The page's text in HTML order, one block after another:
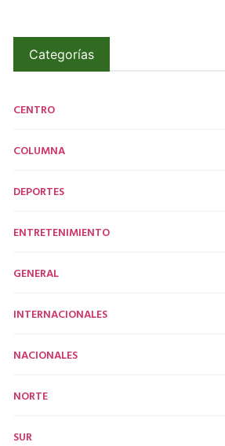
Categorías
CENTRO
COLUMNA
DEPORTES
ENTRETENIMIENTO
GENERAL
INTERNACIONALES
NACIONALES
NORTE
SUR